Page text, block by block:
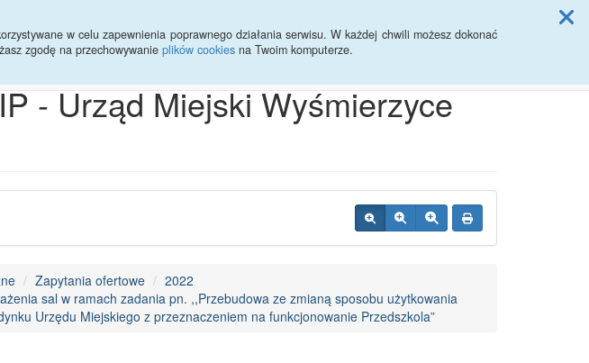
w celu zapewnienia poprawnego działania serwisu. W każdej chwili możesz dokonać
zgodę na przechowywanie plików cookies na Twoim komputerze.
Przycisk wyszukaj duży
- Urząd Miejski Wyśmierzyce
Zapytania ofertowe
2022
sal w ramach zadania pn. ,,Przebudowa ze zmianą sposobu użytkowania
Urzędu Miejskiego z przeznaczeniem na funkcjonowanie Przedszkola”